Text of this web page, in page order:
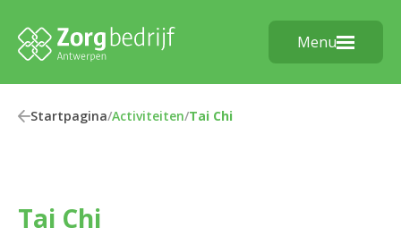
Menu
Startpagina/Activiteiten/Tai Chi
Tai Chi